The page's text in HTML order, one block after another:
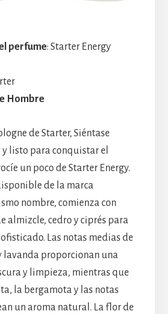
perfume: Starter Energy
Hombre
de Starter, Siéntase
y listo para conquistar el
un poco de Starter Energy.
de la marca
nombre, comienza con
almizcle, cedro y ciprés para
Las notas medias de
lavanda proporcionan una
y limpieza, mientras que
la bergamota y las notas
un aroma natural. La flor de